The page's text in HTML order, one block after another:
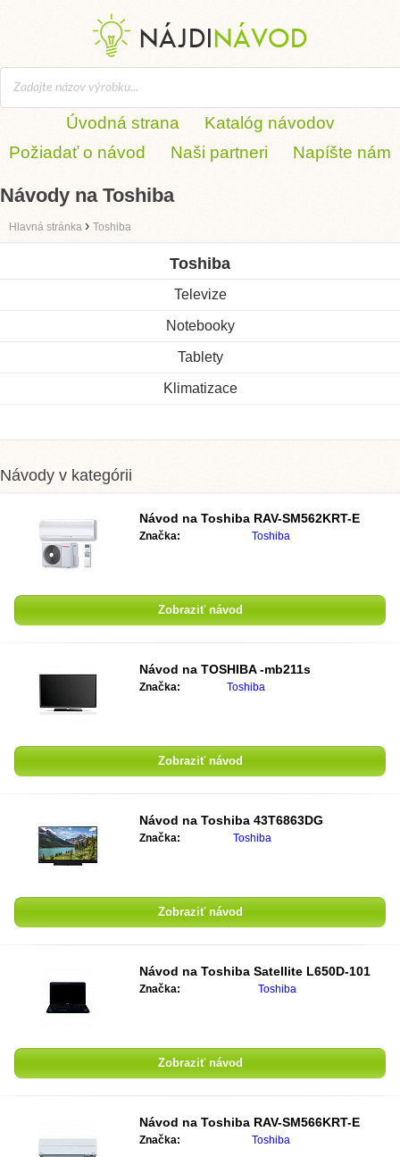
Úvodná strana
Katalóg návodov
Požiadať o návod
Naši partneri Napíšte nám
Návody na Toshiba
Hlavná stránka › Toshiba
Toshiba
Televize
Notebooky
Tablety
Klimatizace
Návody v kategórii
Návod na Toshiba RAV-SM562KRT-E
Značka: Toshiba
Zobraziť návod
Návod na TOSHIBA -mb211s
Značka: Toshiba
Zobraziť návod
Návod na Toshiba 43T6863DG
Značka: Toshiba
Zobraziť návod
Návod na Toshiba Satellite L650D-101
Značka: Toshiba
Zobraziť návod
Návod na Toshiba RAV-SM566KRT-E
Značka: Toshiba